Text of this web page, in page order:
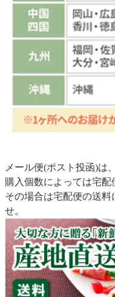
メール便(ポスト投函)は
購入個数によっては宅配
その場合は宅配便の送料
せ。